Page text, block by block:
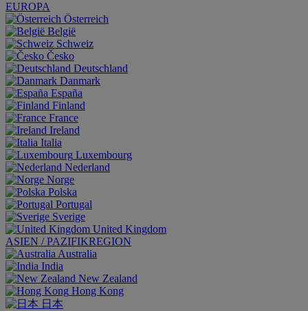
EUROPA
Österreich
België
Schweiz
Česko
Deutschland
Danmark
España
Finland
France
Ireland
Italia
Luxembourg
Nederland
Norge
Polska
Portugal
Sverige
United Kingdom
ASIEN / PAZIFIKREGION
Australia
India
New Zealand
Hong Kong
日本